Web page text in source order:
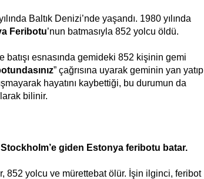
Baltık Denizi’nde yaşandı. 1980 yılında
Feribotu’nun batmasıyla 852 yolcu öldü.
batışı esnasında gemideki 852 kişinin gemi
” çağrısına uyarak geminin yan yatıp
hayatını kaybettiği, bu durumun da
bilinir.
Stockholm’e giden Estonya feribotu batar.
852 yolcu ve mürettebat ölür. İşin ilginci, feribot